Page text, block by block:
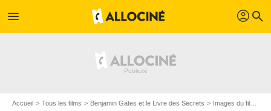
menu profil search
Accueil Tous les films Benjamin Gates et le Livre des Secrets Images du film Benjamin Gates et le Livre des Secrets